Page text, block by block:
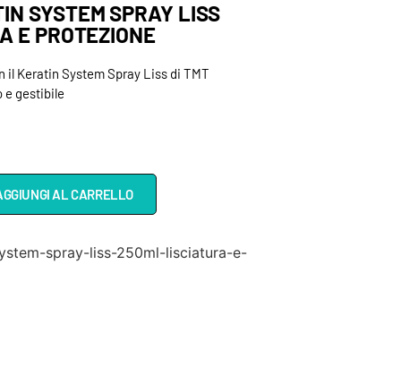
SYSTEM SPRAY LISS
E PROTEZIONE
Keratin System Spray Liss di TMT
e gestibile
AL CARRELLO
spray-liss-250ml-lisciatura-e-